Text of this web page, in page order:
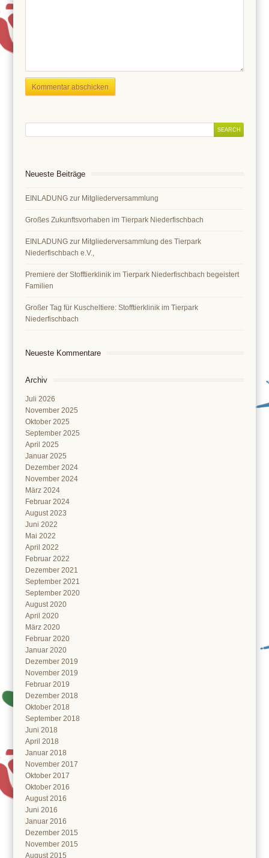
Neueste Beiträge
EINLADUNG zur Mitgliederversammlung
Großes Zukunftsvorhaben im Tierpark Niederfischbach
EINLADUNG zur Mitgliederversammlung des Tierpark
Niederfischbach e.V.,
Premiere der Stofftierklinik im Tierpark Niederfischbach begeistert
Familien
Großer Tag für Kuscheltiere: Stofftierklinik im Tierpark
Niederfischbach
Neueste Kommentare
Archiv
Juli 2026
November 2025
Oktober 2025
September 2025
April 2025
Januar 2025
Dezember 2024
November 2024
März 2024
Februar 2024
August 2023
Juni 2022
Mai 2022
April 2022
Februar 2022
Dezember 2021
September 2021
September 2020
August 2020
April 2020
März 2020
Februar 2020
Januar 2020
Dezember 2019
November 2019
Februar 2019
Dezember 2018
Oktober 2018
September 2018
Juni 2018
April 2018
Januar 2018
November 2017
Oktober 2017
Oktober 2016
August 2016
Juni 2016
Januar 2016
Dezember 2015
November 2015
August 2015